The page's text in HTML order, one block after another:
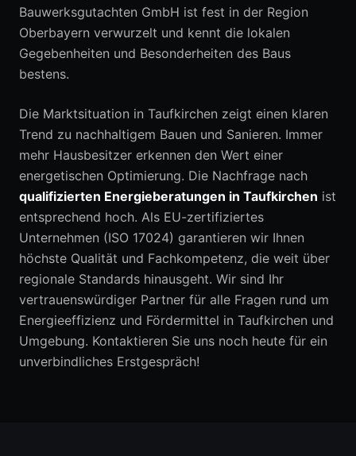
Bauwerksgutachten GmbH ist fest in der Region
Oberbayern verwurzelt und kennt die lokalen
Gegebenheiten und Besonderheiten des Baus
bestens.
Die Marktsituation in Taufkirchen zeigt einen klaren
Trend zu nachhaltigem Bauen und Sanieren. Immer
mehr Hausbesitzer erkennen den Wert einer
energetischen Optimierung. Die Nachfrage nach
qualifizierten Energieberatungen in Taufkirchen ist
entsprechend hoch. Als EU-zertifiziertes
Unternehmen (ISO 17024) garantieren wir Ihnen
höchste Qualität und Fachkompetenz, die weit über
regionale Standards hinausgeht. Wir sind Ihr
vertrauenswürdiger Partner für alle Fragen rund um
Energieeffizienz und Fördermittel in Taufkirchen und
Umgebung. Kontaktieren Sie uns noch heute für ein
unverbindliches Erstgespräch!